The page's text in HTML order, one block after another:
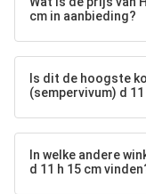
cm in aanbieding?
Is dit de hoogste
(sempervivum) d
In welke andere
d 11 h 15 cm